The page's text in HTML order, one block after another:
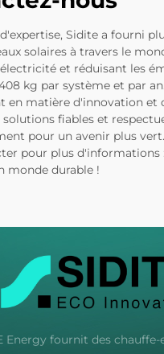
d'expertise, Sidite a fourni
solaires à travers le
et réduisant les
kg par système et par
en matière d'innovation et
fiables et
pour un avenir plus
pour plus d'informations
monde durable !
Energy fournit des chauffe-